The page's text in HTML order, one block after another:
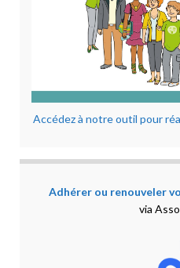
Accédez à notre outil pour
Adhérer ou renouveler
via